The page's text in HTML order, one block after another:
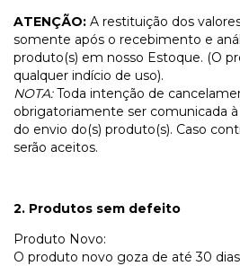
ATENÇÃO: A restituição dos
somente após o recebimento e
produto(s) em nosso Estoque. (O
qualquer indício de uso).
NOTA:Toda intenção de
obrigatoriamente ser comunicada
do envio do(s) produto(s). Caso
serão aceitos.
2. Produtos sem defeito
Produto Novo:
O produto novo goza de até 30